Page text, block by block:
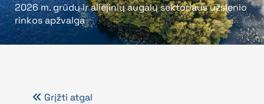
2026 m. grūdų ir aliejinių augalų sektoriaus užsienio
rinkos apžvalga
Grįžti atgal